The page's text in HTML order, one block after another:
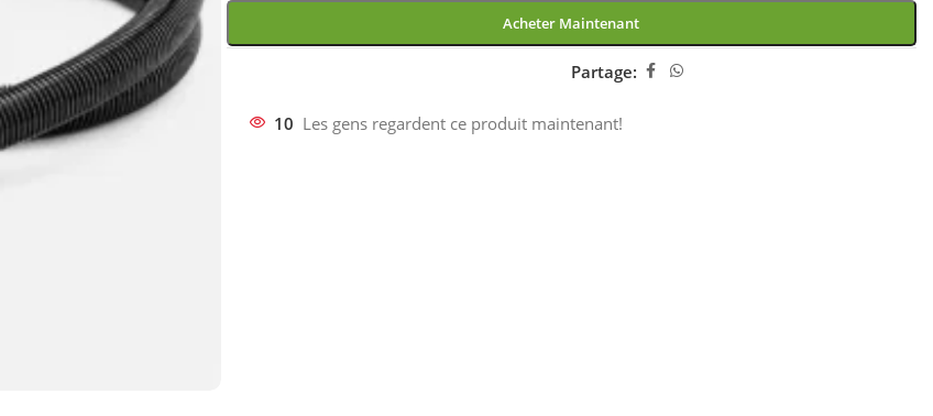
Acheter Maintenant
Partage:
10 Les gens regardent ce produit maintenant!